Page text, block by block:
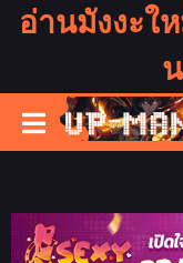
อ่านมังงะใ